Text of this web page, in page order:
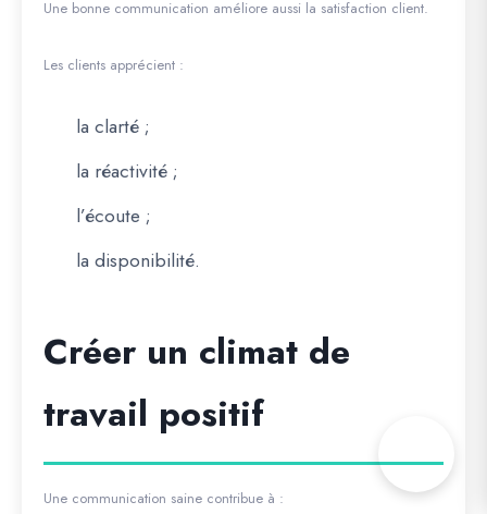
Une bonne communication améliore aussi la satisfaction client.
Les clients apprécient :
la clarté ;
la réactivité ;
l’écoute ;
la disponibilité.
Créer un climat de
travail positif
Une communication saine contribue à :